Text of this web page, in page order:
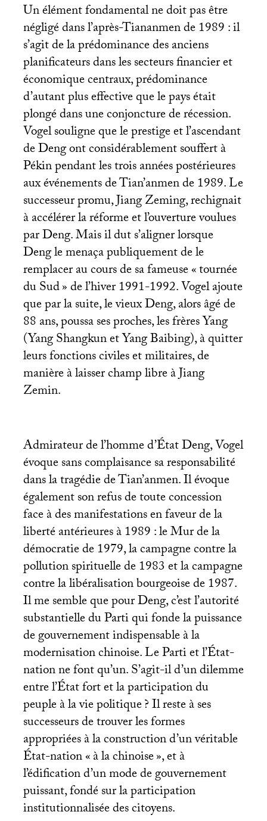
Un élément fondamental ne doit pas être
négligé dans l’après-Tiananmen de 1989 : il
s’agit de la prédominance des anciens
planificateurs dans les secteurs financier et
économique centraux, prédominance
d’autant plus effective que le pays était
plongé dans une conjoncture de récession.
Vogel souligne que le prestige et l’ascendant
de Deng ont considérablement souffert à
Pékin pendant les trois années postérieures
aux événements de Tian’anmen de 1989. Le
successeur promu, Jiang Zeming, rechignait
à accélérer la réforme et l’ouverture voulues
par Deng. Mais il dut s’aligner lorsque
Deng le menaça publiquement de le
remplacer au cours de sa fameuse «tournée
du Sud» de l’hiver 1991-1992. Vogel ajoute
que par la suite, le vieux Deng, alors âgé de
88 ans, poussa ses proches, les frères Yang
(Yang Shangkun et Yang Baibing), à quitter
leurs fonctions civiles et militaires, de
manière à laisser champ libre à Jiang
Zemin.
Admirateur de l’homme d’État Deng, Vogel
évoque sans complaisance sa responsabilité
dans la tragédie de Tian’anmen. Il évoque
également son refus de toute concession
face à des manifestations en faveur de la
liberté antérieures à 1989 : le Mur de la
démocratie de 1979, la campagne contre la
pollution spirituelle de 1983 et la campagne
contre la libéralisation bourgeoise de 1987.
Il me semble que pour Deng, c’est l’autorité
substantielle du Parti qui fonde la puissance
de gouvernement indispensable à la
modernisation chinoise. Le Parti et l’État-
nation ne font qu’un. S’agit-il d’un dilemme
entre l’État fort et la participation du
peuple à la vie politique? Il reste à ses
successeurs de trouver les formes
appropriées à la construction d’un véritable
État-nation «à la chinoise», et à
l’édification d’un mode de gouvernement
puissant, fondé sur la participation
institutionnalisée des citoyens.